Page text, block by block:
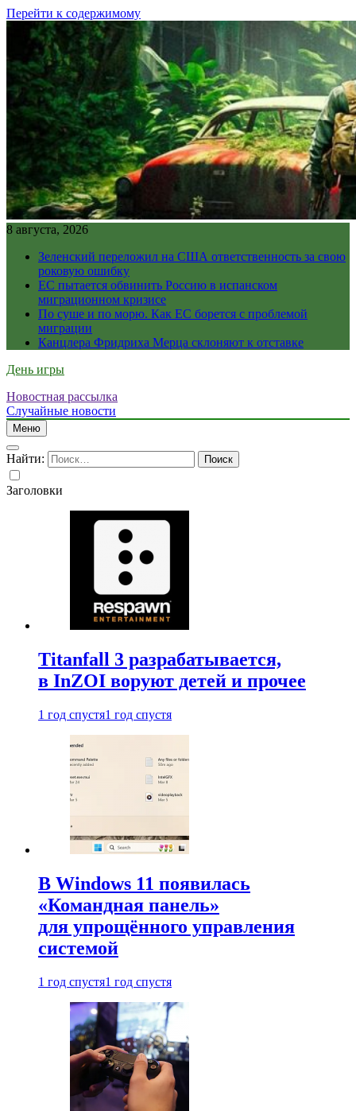
Перейти к содержимому
8 августа, 2026
Зеленский переложил на США ответственность за свою
роковую ошибку
ЕС пытается обвинить Россию в испанском
миграционном кризисе
По суше и по морю. Как ЕС борется с проблемой
миграции
Канцлера Фридриха Мерца склоняют к отставке
День игры
Новостная рассылка
Случайные новости
Меню
Найти:
Заголовки
Titanfall 3 разрабатывается,
в InZOI воруют детей и прочее
1 год спустя1 год спустя
В Windows 11 появилась
«Командная панель»
для упрощённого управления
системой
1 год спустя1 год спустя